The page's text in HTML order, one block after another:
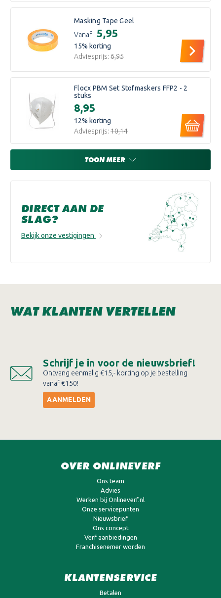
Masking Tape Geel
Vanaf
€5,95
15% korting
Adviesprijs: €6,95
Flocx PBM Set Stofmaskers FFP2 - 2
stuks
€8,95
12% korting
Adviesprijs: €10,14
TOON MEER
DIRECT AAN DE
SLAG?
Bekijk onze vestigingen
WAT KLANTEN VERTELLEN
Schrijf je in voor de nieuwsbrief!
Ontvang eenmalig €15,- korting op je bestelling
vanaf €150!
AANMELDEN
OVER ONLINEVERF
Ons team
Advies
Werken bij Onlineverf.nl
Onze servicepunten
Nieuwsbrief
Ons concept
Verf aanbiedingen
Franchisenemer worden
KLANTENSERVICE
Betalen